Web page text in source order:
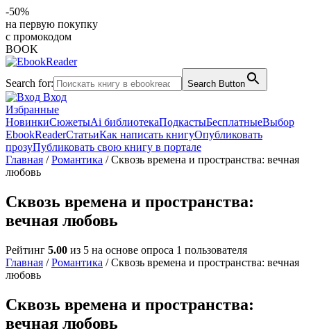
-50%
на первую покупку
с промокодом
BOOK
Search for: Search Button
Вход
Избранные
НовинкиСюжетыAi библиотекаПодкастыБесплатныеВыбор
EbookReaderСтатьиКак написать книгуОпубликовать
прозуПубликовать свою книгу в портале
Главная /Романтика / Сквозь времена и пространства: вечная
любовь
Сквозь времена и пространства:
вечная любовь
Рейтинг 5.00 из 5 на основе опроса 1 пользователя
Главная /Романтика / Сквозь времена и пространства: вечная
любовь
Сквозь времена и пространства:
вечная любовь